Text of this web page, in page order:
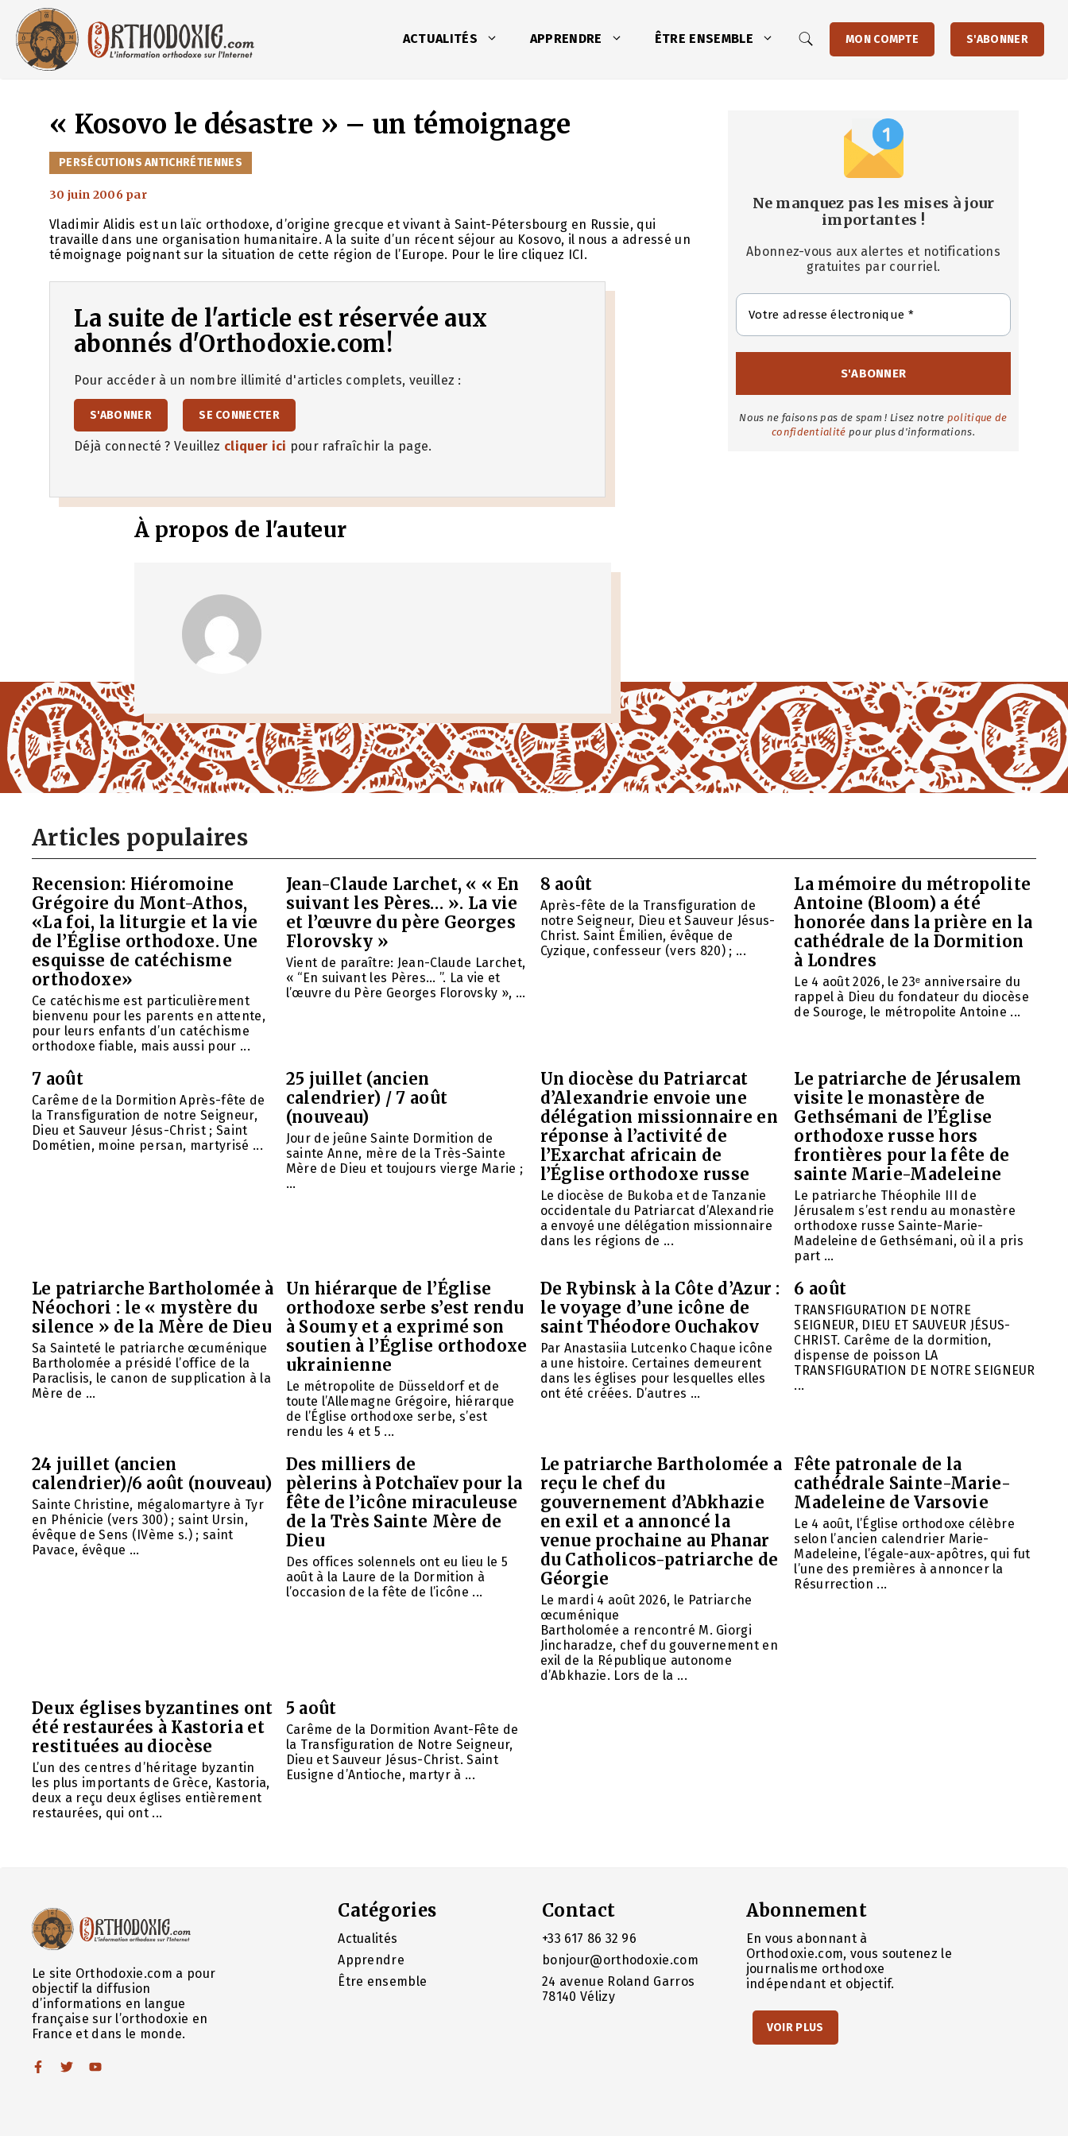
contenu
ACTUALITÉS APPRENDRE ÊTRE ENSEMBLE MON COMPTE S'ABONNER
« Kosovo le désastre » – un témoignage
CATÉGORIES
PERSÉCUTIONS ANTICHRÉTIENNES
30 juin 2006 par
Vladimir Alidis est un laïc orthodoxe, d’origine grecque et vivant à Saint-Pétersbourg en Russie, qui
travaille dans une organisation humanitaire. A la suite d’un récent séjour au Kosovo, il nous a adressé un
témoignage poignant sur la situation de cette région de l’Europe. Pour le lire cliquez ICI.
La suite de l'article est réservée aux
abonnés d'Orthodoxie.com!
Pour accéder à un nombre illimité d'articles complets, veuillez :
S'ABONNER SE CONNECTER
Déjà connecté ? Veuillez cliquer ici pour rafraîchir la page.
À propos de l'auteur
Ne manquez pas les mises à jour
importantes !
Abonnez-vous aux alertes et notifications
gratuites par courriel.
Nous ne faisons pas de spam ! Lisez notre politique de
confidentialité pour plus d'informations.
Articles populaires
Recension: Hiéromoine
Grégoire du Mont-Athos,
«La foi, la liturgie et la vie
de l’Église orthodoxe. Une
esquisse de catéchisme
orthodoxe»
Ce catéchisme est particulièrement
bienvenu pour les parents en attente,
pour leurs enfants d’un catéchisme
orthodoxe fiable, mais aussi pour ...
Jean-Claude Larchet, « « En
suivant les Pères… ». La vie
et l’œuvre du père Georges
Florovsky »
Vient de paraître: Jean-Claude Larchet,
« “En suivant les Pères… ”. La vie et
l’œuvre du Père Georges Florovsky », ...
8 août
Après-fête de la Transfiguration de
notre Seigneur, Dieu et Sauveur Jésus-
Christ. Saint Émilien, évêque de
Cyzique, confesseur (vers 820) ; ...
La mémoire du métropolite
Antoine (Bloom) a été
honorée dans la prière en la
cathédrale de la Dormition
à Londres
Le 4 août 2026, le 23ᵉ anniversaire du
rappel à Dieu du fondateur du diocèse
de Souroge, le métropolite Antoine ...
7 août
Carême de la Dormition Après-fête de
la Transfiguration de notre Seigneur,
Dieu et Sauveur Jésus-Christ ; Saint
Dométien, moine persan, martyrisé ...
25 juillet (ancien
calendrier) / 7 août
(nouveau)
Jour de jeûne Sainte Dormition de
sainte Anne, mère de la Très-Sainte
Mère de Dieu et toujours vierge Marie ;
...
Un diocèse du Patriarcat
d’Alexandrie envoie une
délégation missionnaire en
réponse à l’activité de
l’Exarchat africain de
l’Église orthodoxe russe
Le diocèse de Bukoba et de Tanzanie
occidentale du Patriarcat d’Alexandrie
a envoyé une délégation missionnaire
dans les régions de ...
Le patriarche de Jérusalem
visite le monastère de
Gethsémani de l’Église
orthodoxe russe hors
frontières pour la fête de
sainte Marie-Madeleine
Le patriarche Théophile III de
Jérusalem s’est rendu au monastère
orthodoxe russe Sainte-Marie-
Madeleine de Gethsémani, où il a pris
part ...
Le patriarche Bartholomée à
Néochori : le « mystère du
silence » de la Mère de Dieu
Sa Sainteté le patriarche œcuménique
Bartholomée a présidé l’office de la
Paraclisis, le canon de supplication à la
Mère de ...
Un hiérarque de l’Église
orthodoxe serbe s’est rendu
à Soumy et a exprimé son
soutien à l’Église orthodoxe
ukrainienne
Le métropolite de Düsseldorf et de
toute l’Allemagne Grégoire, hiérarque
de l’Église orthodoxe serbe, s’est
rendu les 4 et 5 ...
De Rybinsk à la Côte d’Azur :
le voyage d’une icône de
saint Théodore Ouchakov
Par Anastasiia Lutcenko Chaque icône
a une histoire. Certaines demeurent
dans les églises pour lesquelles elles
ont été créées. D’autres ...
6 août
TRANSFIGURATION DE NOTRE
SEIGNEUR, DIEU ET SAUVEUR JÉSUS-
CHRIST. Carême de la dormition,
dispense de poisson LA
TRANSFIGURATION DE NOTRE SEIGNEUR
...
24 juillet (ancien
calendrier)/6 août (nouveau)
Sainte Christine, mégalomartyre à Tyr
en Phénicie (vers 300) ; saint Ursin,
évêque de Sens (IVème s.) ; saint
Pavace, évêque ...
Des milliers de
pèlerins à Potchaïev pour la
fête de l’icône miraculeuse
de la Très Sainte Mère de
Dieu
Des offices solennels ont eu lieu le 5
août à la Laure de la Dormition à
l’occasion de la fête de l’icône ...
Le patriarche Bartholomée a
reçu le chef du
gouvernement d’Abkhazie
en exil et a annoncé la
venue prochaine au Phanar
du Catholicos-patriarche de
Géorgie
Le mardi 4 août 2026, le Patriarche
œcuménique
Bartholomée a rencontré M. Giorgi
Jincharadze, chef du gouvernement en
exil de la République autonome
d’Abkhazie. Lors de la ...
Fête patronale de la
cathédrale Sainte-Marie-
Madeleine de Varsovie
Le 4 août, l’Église orthodoxe célèbre
selon l’ancien calendrier Marie-
Madeleine, l’égale-aux-apôtres, qui fut
l’une des premières à annoncer la
Résurrection ...
Deux églises byzantines ont
été restaurées à Kastoria et
restituées au diocèse
L’un des centres d’héritage byzantin
les plus importants de Grèce, Kastoria,
deux a reçu deux églises entièrement
restaurées, qui ont ...
5 août
Carême de la Dormition Avant-Fête de
la Transfiguration de Notre Seigneur,
Dieu et Sauveur Jésus-Christ. Saint
Eusigne d’Antioche, martyr à ...
Le site Orthodoxie.com a pour
objectif la diffusion
d’informations en langue
française sur l’orthodoxie en
France et dans le monde.
Catégories
Actualités
Apprendre
Être ensemble
Contact
+33 617 86 32 96
bonjour@orthodoxie.com
24 avenue Roland Garros
78140 Vélizy
Abonnement
En vous abonnant à
Orthodoxie.com, vous soutenez le
journalisme orthodoxe
indépendant et objectif.
VOIR PLUS